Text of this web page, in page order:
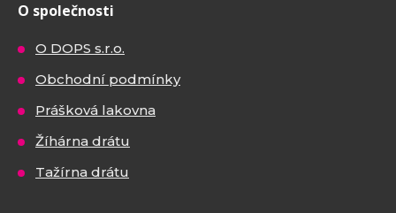
O společnosti
O DOPS s.r.o.
Obchodní podmínky
Prášková lakovna
Žíhárna drátu
Tažírna drátu